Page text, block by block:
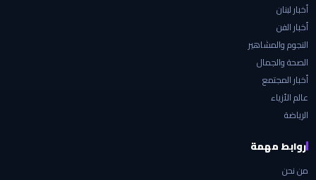
أخبار لبنان
أخبار الفن
النجوم والمشاهير
الصحة والجمال
أخبار المجتمع
عالم الأزياء
الرياضة
روابط مهمة
من نحن